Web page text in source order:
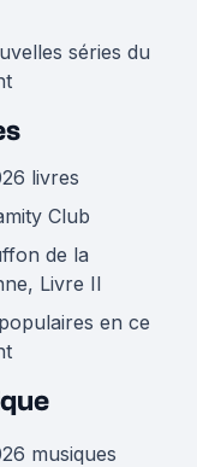
séries du
livres
Club
de la
Livre II
en ce
musiques